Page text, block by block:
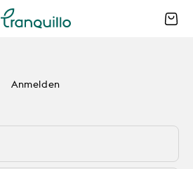
Tranquillo B2B
Anmelden